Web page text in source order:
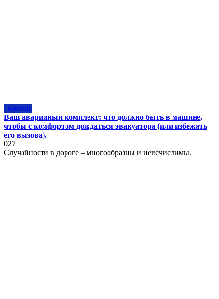
Помощь
Ваш аварийный комплект: что должно быть в машине,
чтобы с комфортом дождаться эвакуатора (или избежать
его вызова).
027
Случайности в дороге – многообразны и неисчислимы.